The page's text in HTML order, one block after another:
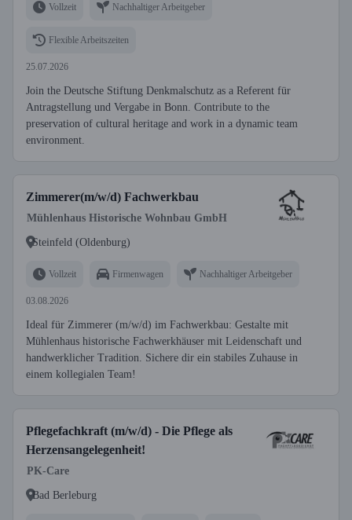
Vollzeit Nachhaltiger Arbeitgeber
Flexible Arbeitszeiten
25.07.2026
Join the Deutsche Stiftung Denkmalschutz as a Referent für
Antragstellung und Vergabe in Bonn. Contribute to the
preservation of cultural heritage and work in a dynamic team
environment.
Zimmerer(m/w/d) Fachwerkbau
Mühlenhaus Historische Wohnbau GmbH
Steinfeld (Oldenburg)
Vollzeit Firmenwagen Nachhaltiger Arbeitgeber
03.08.2026
Ideal für Zimmerer (m/w/d) im Fachwerkbau: Gestalte mit
Mühlenhaus historische Fachwerkhäuser mit Leidenschaft und
handwerklicher Tradition. Sichere dir ein stabiles Zuhause in
einem kollegialen Team!
Pflegefachkraft (m/w/d) - Die Pflege als
Herzensangelegenheit!
PK-Care
Bad Berleburg